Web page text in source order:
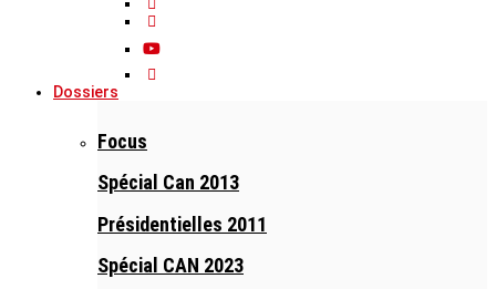
Dossiers
Focus
Spécial Can 2013
Présidentielles 2011
Spécial CAN 2023